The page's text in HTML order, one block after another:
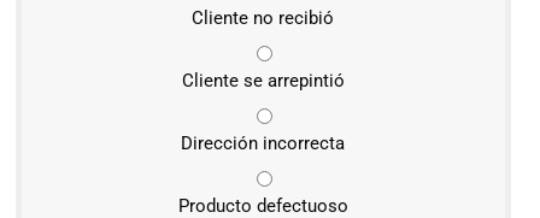
Cliente no recibió
Cliente se arrepintió
Dirección incorrecta
Producto defectuoso